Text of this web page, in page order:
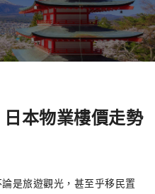
本物業樓價走勢
是旅遊觀光，甚至乎移民置